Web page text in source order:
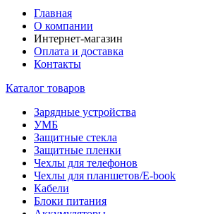
Главная
О компании
Интернет-магазин
Оплата и доставка
Контакты
Каталог товаров
Зарядные устройства
УМБ
Защитные стекла
Защитные пленки
Чехлы для телефонов
Чехлы для планшетов/E-book
Кабели
Блоки питания